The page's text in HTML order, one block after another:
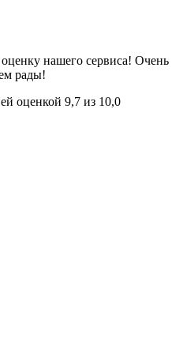
нашего сервиса! Очень
рады!
оценкой 9,7 из 10,0